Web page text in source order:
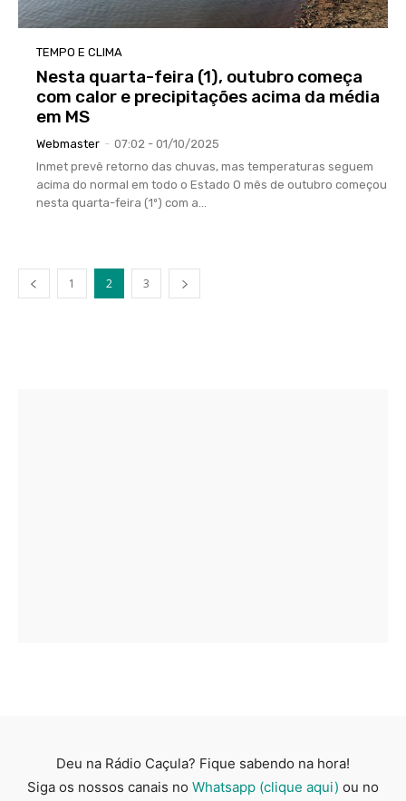
TEMPO E CLIMA
Nesta quarta-feira (1), outubro começa
com calor e precipitações acima da média
em MS
Webmaster - 07:02 - 01/10/2025
Inmet prevê retorno das chuvas, mas temperaturas seguem
acima do normal em todo o Estado O mês de outubro começou
nesta quarta-feira (1º) com a...
1 2 3
Deu na Rádio Caçula? Fique sabendo na hora!
Siga os nossos canais no Whatsapp (clique aqui) ou no